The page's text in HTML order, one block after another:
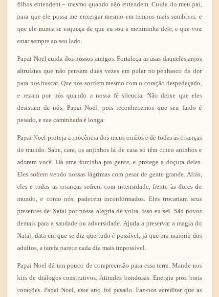
filhos entendem – mesmo quando não entendem. Cuida do meu pai,
para que ele possa me enxergar mesmo em tempos mais sombrios, e
que ele nunca se esqueça de que eu sou a menininha dele, e que vou
estar sempre ao seu lado.
Papai Noel cuida dos nossos amigos. Fortaleça as asas daqueles anjos
altruístas que não pensam duas vezes em pular no penhasco da dor
para nos buscar. Que nos sorriem mesmo com o coração despedaçado,
e rezam por nós quando a nossa fé silencia. Não deixe que eles
desistam de nós, Papai Noel, pois reconhecemos que seu fardo é
pesado, e sua caminhada é longa.
Papai Noel proteja a inocência dos meus irmãos e de todas as crianças
do mundo. Sabe, cara, os anjinhos lá de casa só têm cinco aninhos e
adoram você. Dá uma forcinha pra gente, e protege a doçura deles.
Eles sofrem vendo nossas lágrimas com pesar de gente grande. Aliás,
eles e todas as crianças sofrem com intensidade, frente às dores do
mundo, e como nós, padecem inconformados. Eles trocariam seus
presentes de Natal por nossa alegria de volta, isso eu sei. São novos
demais para a saudade ou adversidade. Ajuda a preservar a magia do
Natal, data em que se diz que tudo é possível, já que pra maioria dos
adultos, a tarefa parece cada dia mais impossível.
Papai Noel dá um pouco de compreensão para essa terra. Mande-nos
kits de diálogos construtivos. Atitudes bondosas. Energia pros bons
corações. Papai Noel, esse ano foi pesado. Faz-nos acreditar que as